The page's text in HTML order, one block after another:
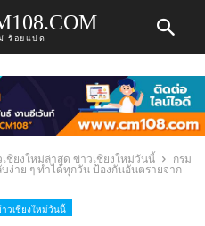
ร้อยแปด
ชียงใหม่ล่าสุด ข่าวเชียงใหม่วันนี้
กรม
ง่าย ๆ ทำได้ทุกวัน ป้องกันอันตรายจาก
วเชียงใหม่วันนี้